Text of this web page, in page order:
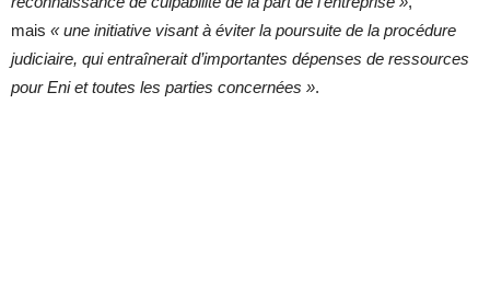
mais « une initiative visant à éviter la poursuite de la procédure
judiciaire, qui entraînerait d’importantes dépenses de ressources
pour Eni et toutes les parties concernées ».